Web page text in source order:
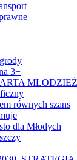
3+
równych szans
dla Młodych